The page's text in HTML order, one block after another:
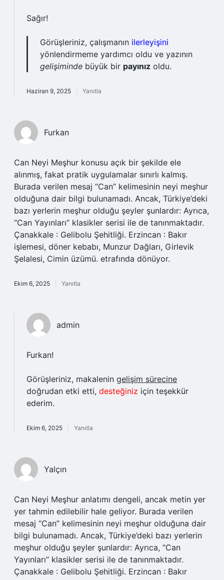
Sağır!
Görüşleriniz, çalışmanın ilerleyişini
yönlendirmeme yardımcı oldu ve yazının
gelişiminde büyük bir payınız oldu.
Haziran 9, 2025 Yanıtla
Furkan
Can Neyi Meşhur konusu açık bir şekilde ele
alınmış, fakat pratik uygulamalar sınırlı kalmış.
Burada verilen mesaj “Can” kelimesinin neyi meşhur
olduğuna dair bilgi bulunamadı. Ancak, Türkiye’deki
bazı yerlerin meşhur olduğu şeyler şunlardır: Ayrıca,
“Can Yayınları” klasikler serisi ile de tanınmaktadır.
Çanakkale : Gelibolu Şehitliği. Erzincan : Bakır
işlemesi, döner kebabı, Munzur Dağları, Girlevik
Şelalesi, Cimin üzümü. etrafında dönüyor.
Ekim 6, 2025 Yanıtla
admin
Furkan!
Görüşleriniz, makalenin gelişim sürecine
doğrudan etki etti, desteğiniz için teşekkür
ederim.
Ekim 6, 2025 Yanıtla
Yalçın
Can Neyi Meşhur anlatımı dengeli, ancak metin yer
yer tahmin edilebilir hale geliyor. Burada verilen
mesaj “Can” kelimesinin neyi meşhur olduğuna dair
bilgi bulunamadı. Ancak, Türkiye’deki bazı yerlerin
meşhur olduğu şeyler şunlardır: Ayrıca, “Can
Yayınları” klasikler serisi ile de tanınmaktadır.
Çanakkale : Gelibolu Şehitliği. Erzincan : Bakır